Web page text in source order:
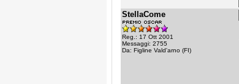
StellaCome
Reg.: 17 Ott 2001
Messaggi: 2755
Da: Figline Vald'arno (FI)